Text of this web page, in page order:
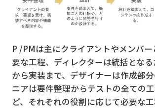
P /PMは主にクライアントやメンバ
要な工程、ディレクターは統括とな
から実装まで、デザイナーは作成部
ニアは要件整理からテストの全ての
ど、それぞれの役割に応じて必要な